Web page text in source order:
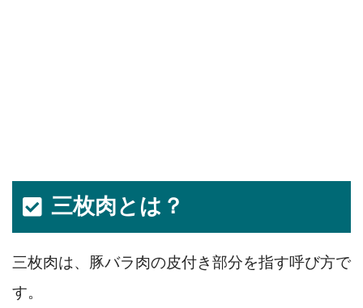
三枚肉とは？
三枚肉は、豚バラ肉の皮付き部分を指す呼び方で
す。